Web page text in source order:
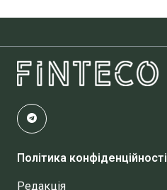
Політика конфіденційності
Редакція